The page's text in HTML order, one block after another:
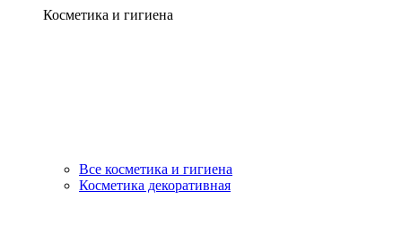
Косметика и гигиена
Все косметика и гигиена
Косметика декоративная